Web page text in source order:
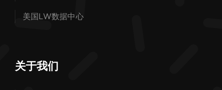
美国LW数据中心
关于我们